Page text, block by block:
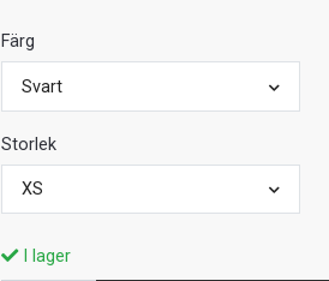
Färg
Svart
Storlek
XS
I lager